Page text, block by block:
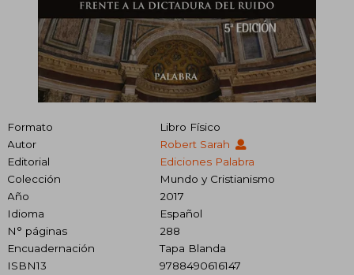
Formato
Libro Físico
Autor
Robert Sarah
Editorial
Ediciones Palabra
Colección
Mundo y Cristianismo
Año
2017
Idioma
Español
N° páginas
288
Encuadernación
Tapa Blanda
ISBN13
9788490616147